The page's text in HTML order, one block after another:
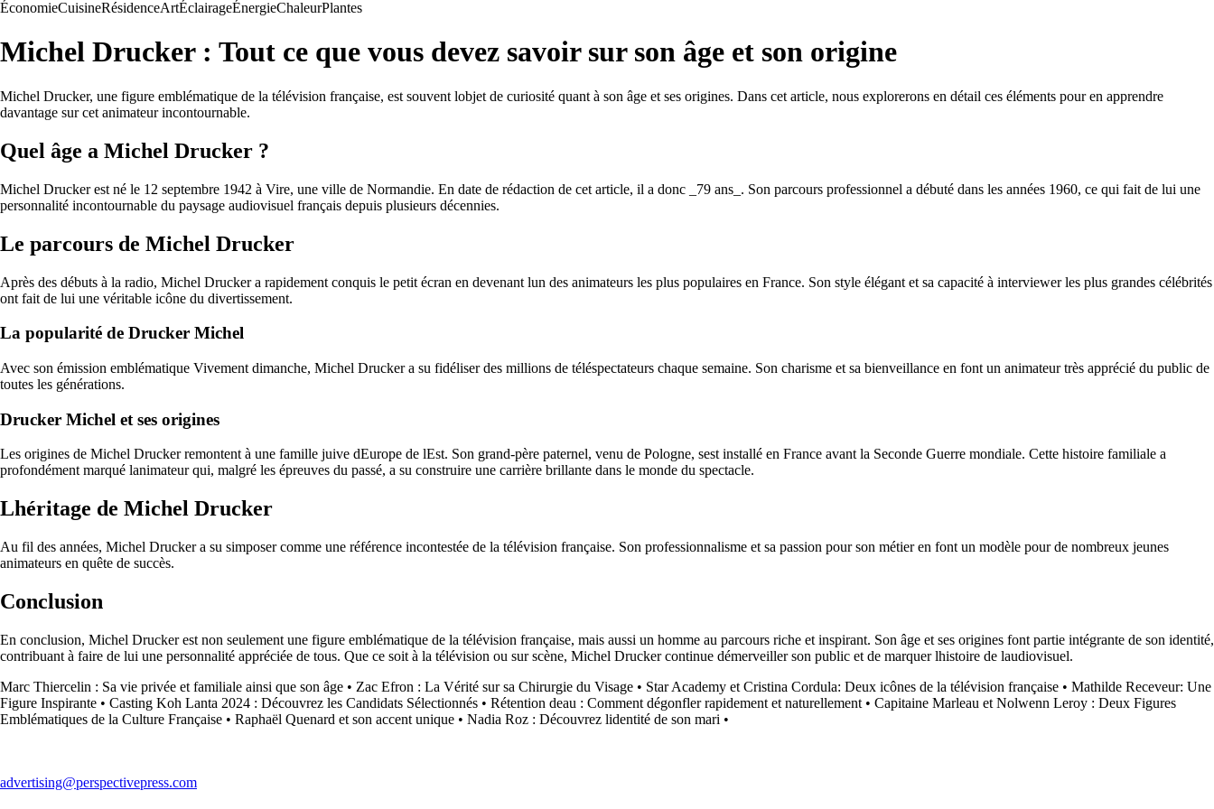
ÉconomieCuisineRésidenceArtÉclairageÉnergieChaleurPlantes
Michel Drucker : Tout ce que vous devez savoir sur son âge et son origine
Michel Drucker, une figure emblématique de la télévision française, est souvent lobjet de curiosité quant à son âge et ses origines. Dans cet article, nous explorerons en détail ces éléments pour en apprendre
davantage sur cet animateur incontournable.
Quel âge a Michel Drucker ?
Michel Drucker est né le 12 septembre 1942 à Vire, une ville de Normandie. En date de rédaction de cet article, il a donc _79 ans_. Son parcours professionnel a débuté dans les années 1960, ce qui fait de lui une
personnalité incontournable du paysage audiovisuel français depuis plusieurs décennies.
Le parcours de Michel Drucker
Après des débuts à la radio, Michel Drucker a rapidement conquis le petit écran en devenant lun des animateurs les plus populaires en France. Son style élégant et sa capacité à interviewer les plus grandes célébrités
ont fait de lui une véritable icône du divertissement.
La popularité de Drucker Michel
Avec son émission emblématique Vivement dimanche, Michel Drucker a su fidéliser des millions de téléspectateurs chaque semaine. Son charisme et sa bienveillance en font un animateur très apprécié du public de
toutes les générations.
Drucker Michel et ses origines
Les origines de Michel Drucker remontent à une famille juive dEurope de lEst. Son grand-père paternel, venu de Pologne, sest installé en France avant la Seconde Guerre mondiale. Cette histoire familiale a
profondément marqué lanimateur qui, malgré les épreuves du passé, a su construire une carrière brillante dans le monde du spectacle.
Lhéritage de Michel Drucker
Au fil des années, Michel Drucker a su simposer comme une référence incontestée de la télévision française. Son professionnalisme et sa passion pour son métier en font un modèle pour de nombreux jeunes
animateurs en quête de succès.
Conclusion
En conclusion, Michel Drucker est non seulement une figure emblématique de la télévision française, mais aussi un homme au parcours riche et inspirant. Son âge et ses origines font partie intégrante de son identité,
contribuant à faire de lui une personnalité appréciée de tous. Que ce soit à la télévision ou sur scène, Michel Drucker continue démerveiller son public et de marquer lhistoire de laudiovisuel.
Marc Thiercelin : Sa vie privée et familiale ainsi que son âge • Zac Efron : La Vérité sur sa Chirurgie du Visage • Star Academy et Cristina Cordula: Deux icônes de la télévision française • Mathilde Receveur: Une
Figure Inspirante • Casting Koh Lanta 2024 : Découvrez les Candidats Sélectionnés • Rétention deau : Comment dégonfler rapidement et naturellement • Capitaine Marleau et Nolwenn Leroy : Deux Figures
Emblématiques de la Culture Française • Raphaël Quenard et son accent unique • Nadia Roz : Découvrez lidentité de son mari •
advertising@perspectivepress.com